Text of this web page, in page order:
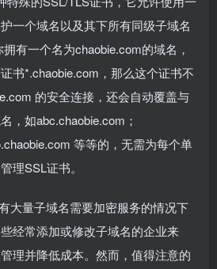
一个域名以及其下所有同级子域名
有一个名为chaobie.com的域名，
书*.chaobie.com，那么这个证书不
的安全连接，还会自动覆盖与
，如abc.chaobie.com；
等等的，无需为每个单
理SSL证书。
大量子域名需要加密服务的情况下
经常添加或修改子域名的企业来
理并降低成本。然而，值得注意的